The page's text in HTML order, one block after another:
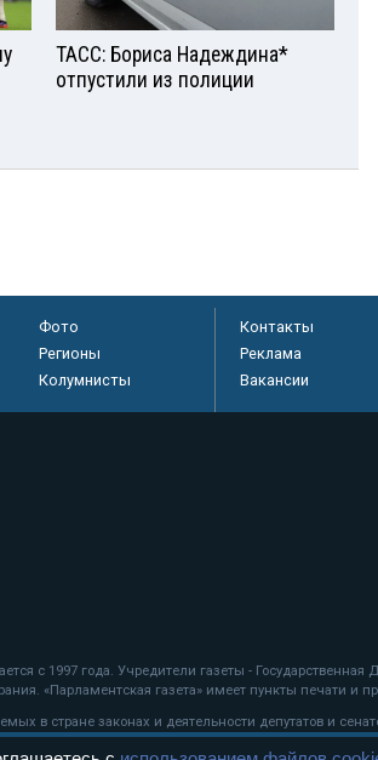
ТАСС: Бориса Надеждина*
отпустили из полиции
Фото
Регионы
Колумнисты
Контакты
Реклама
Вакансии
с 1997 года. Учредители газеты -
«Парламентская газета» имеет пункты печати и
в стране законах и деятельности депутатов и